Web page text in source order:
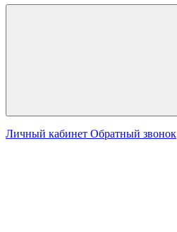
Личный кабинет Обратный звонок